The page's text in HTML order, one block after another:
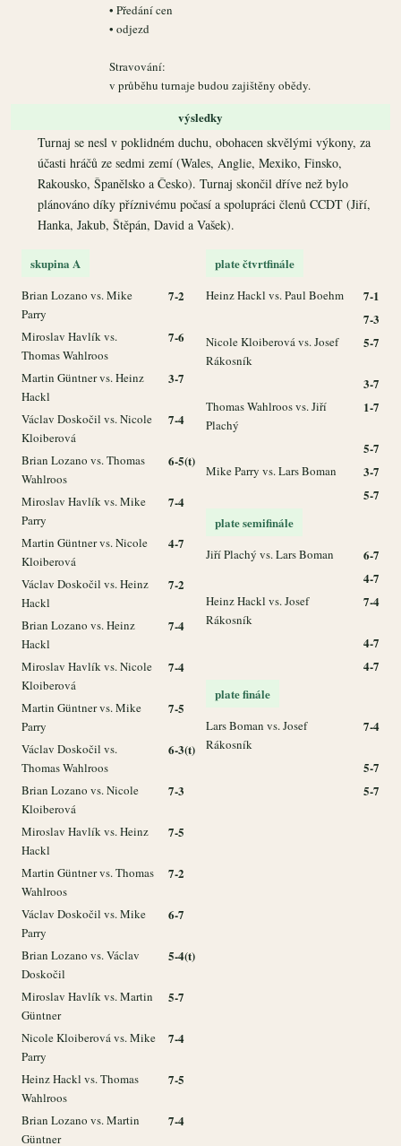
• Předání cen
• odjezd
Stravování:
v průběhu turnaje budou zajištěny obědy.
výsledky
Turnaj se nesl v poklidném duchu, obohacen skvělými výkony, za
účasti hráčů ze sedmi zemí (Wales, Anglie, Mexiko, Finsko,
Rakousko, Španělsko a Česko). Turnaj skončil dříve než bylo
plánováno díky příznivému počasí a spolupráci členů CCDT (Jiří,
Hanka, Jakub, Štěpán, David a Vašek).
skupina A
Brian Lozano vs. Mike
Parry
7-2
Miroslav Havlík vs.
Thomas Wahlroos
7-6
Martin Güntner vs. Heinz
Hackl
3-7
Václav Doskočil vs. Nicole
Kloiberová
7-4
Brian Lozano vs. Thomas
Wahlroos
6-5(t)
Miroslav Havlík vs. Mike
Parry
7-4
Martin Güntner vs. Nicole
Kloiberová
4-7
Václav Doskočil vs. Heinz
Hackl
7-2
Brian Lozano vs. Heinz
Hackl
7-4
Miroslav Havlík vs. Nicole
Kloiberová
7-4
Martin Güntner vs. Mike
Parry
7-5
Václav Doskočil vs.
Thomas Wahlroos
6-3(t)
Brian Lozano vs. Nicole
Kloiberová
7-3
Miroslav Havlík vs. Heinz
Hackl
7-5
Martin Güntner vs. Thomas
Wahlroos
7-2
Václav Doskočil vs. Mike
Parry
6-7
Brian Lozano vs. Václav
Doskočil
5-4(t)
Miroslav Havlík vs. Martin
Güntner
5-7
Nicole Kloiberová vs. Mike
Parry
7-4
Heinz Hackl vs. Thomas
Wahlroos
7-5
Brian Lozano vs. Martin
Güntner
7-4
plate čtvrtfinále
Heinz Hackl vs. Paul Boehm
7-1
7-3
Nicole Kloiberová vs. Josef
Rákosník
5-7
3-7
Thomas Wahlroos vs. Jiří
Plachý
1-7
5-7
Mike Parry vs. Lars Boman
3-7
5-7
plate semifinále
Jiří Plachý vs. Lars Boman
6-7
4-7
Heinz Hackl vs. Josef
Rákosník
7-4
4-7
4-7
plate finále
Lars Boman vs. Josef
Rákosník
7-4
5-7
5-7